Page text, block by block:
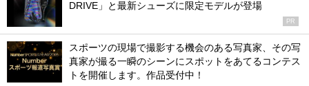
DRIVE」と最新シューズに限定モデルが登場
PR
スポーツの現場で撮影する機会のある写真家、その写
真家が撮る一瞬のシーンにスポットをあてるコンテス
トを開催します。作品受付中！